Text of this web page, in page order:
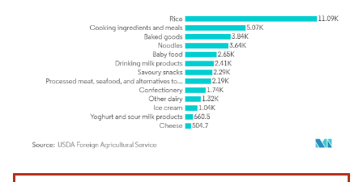
Imagen © Mordor Intelligence. El uso requiere atribución según CC BY 4.0.